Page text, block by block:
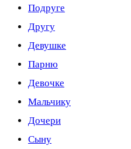
Подруге
Другу
Девушке
Парню
Девочке
Мальчику
Дочери
Сыну